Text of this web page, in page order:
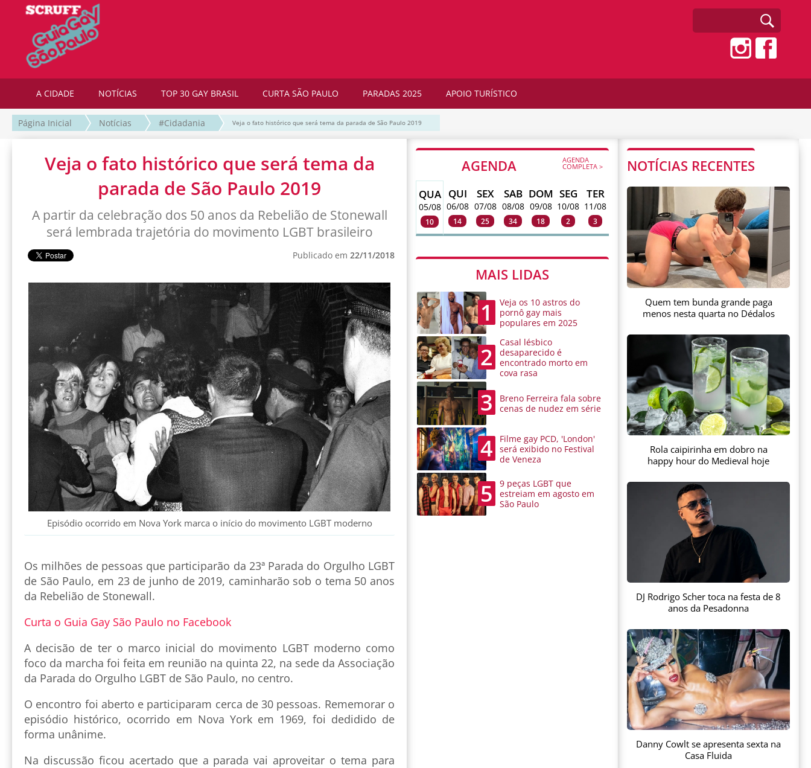
A CIDADE NOTÍCIAS TOP 30 GAY BRASIL CURTA SÃO PAULO PARADAS 2025 APOIO TURÍSTICO
Página Inicial Notícias #Cidadania Veja o fato histórico que será tema da parada de São Paulo 2019
Veja o fato histórico que será tema da
parada de São Paulo 2019
A partir da celebração dos 50 anos da Rebelião de Stonewall
será lembrada trajetória do movimento LGBT brasileiro
Publicado em 22/11/2018
Episódio ocorrido em Nova York marca o início do movimento LGBT moderno
Os milhões de pessoas que participarão da 23ª Parada do Orgulho LGBT
de São Paulo, em 23 de junho de 2019, caminharão sob o tema 50 anos
da Rebelião de Stonewall.
Curta o Guia Gay São Paulo no Facebook
A decisão de ter o marco inicial do movimento LGBT moderno como
foco da marcha foi feita em reunião na quinta 22, na sede da Associação
da Parada do Orgulho LGBT de São Paulo, no centro.
O encontro foi aberto e participaram cerca de 30 pessoas. Rememorar o
episódio histórico, ocorrido em Nova York em 1969, foi dedidido de
forma unânime.
Na discussão ficou acertado que a parada vai aproveitar o tema para
AGENDA AGENDA
COMPLETA >
QUA
05/08
10
QUI
06/08
14
SEX
07/08
25
SAB
08/08
34
DOM
09/08
18
SEG
10/08
2
TER
11/08
3
MAIS LIDAS
1
Veja os 10 astros do
pornô gay mais
populares em 2025
2
Casal lésbico
desaparecido é
encontrado morto em
cova rasa
3
Breno Ferreira fala sobre
cenas de nudez em série
4
Filme gay PCD, 'London'
será exibido no Festival
de Veneza
5
9 peças LGBT que
estreiam em agosto em
São Paulo
NOTÍCIAS RECENTES
Quem tem bunda grande paga
menos nesta quarta no Dédalos
Rola caipirinha em dobro na
happy hour do Medieval hoje
DJ Rodrigo Scher toca na festa de 8
anos da Pesadonna
Danny Cowlt se apresenta sexta na
Casa Fluida